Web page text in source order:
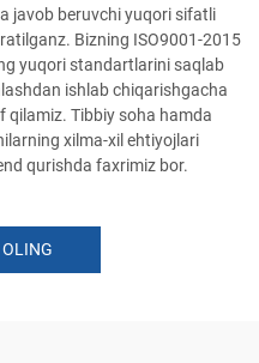
javob beruvchi yuqori sifatli
Bizning ISO9001-2015
yuqori standartlarini saqlab
ishlab chiqarishgacha
qilamiz. Tibbiy soha hamda
xilma-xil ehtiyojlari
qurishda faxrimiz bor.